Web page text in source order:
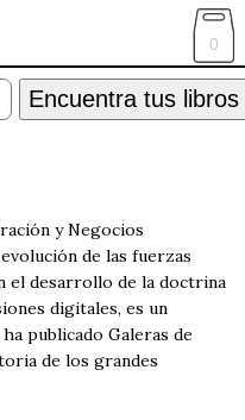
0
Encuentra tus libros
y Negocios
de las fuerzas
el desarrollo de la doctrina
digitales, es un
publicado Galeras de
de los grandes